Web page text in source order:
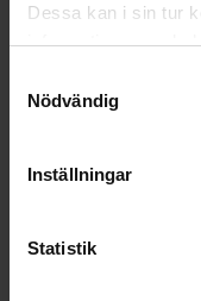
Dessa kan i sin tur
information som du
Nödvändig
Inställningar
Statistik
EUROPALMS ROTARY PLATE 25CM